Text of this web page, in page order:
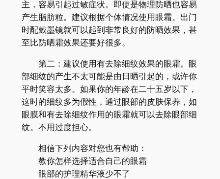
主，容易引起过敏症状。即使是物理防晒也容易
产生脂肪粒。建议根据个体情况使用眼霜。出门
时配戴墨镜就可以起到非常良好的防晒效果，甚
至比防晒霜效果还要好很多。
第二：建议使用有去除细纹效果的眼霜。眼
部细纹的产生不太可能是由日晒引起的，或许你
平时笑容太多。如果你的年龄在二十五岁以下，
这时的细纹多为假性，通过眼部的皮肤保养，如
眼膜和有去除细纹作用的眼霜就可以去除眼部细
纹。不用过度担心。
相信下列内容对您也有帮助：
教你怎样选择适合自己的眼霜
眼部的护理精华液少不了